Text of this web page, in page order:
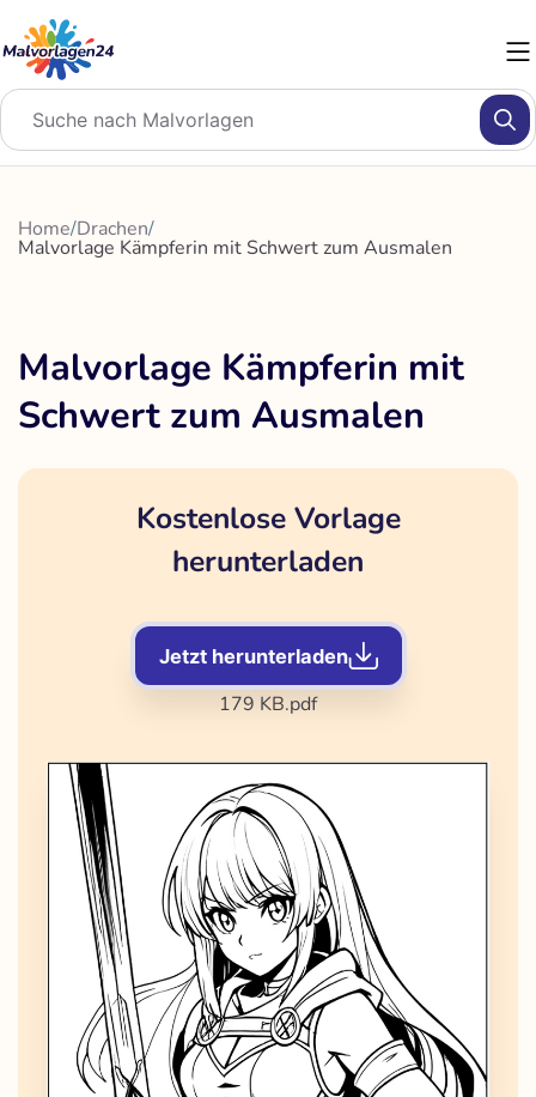
Inhalt
springen
Home/Drachen/
Malvorlage Kämpferin mit Schwert zum Ausmalen
Malvorlage Kämpferin mit
Schwert zum Ausmalen
Kostenlose Vorlage
herunterladen
Jetzt herunterladen
179 KB.pdf